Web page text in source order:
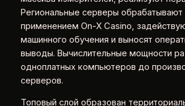
Региональные серверы обрабатывают
применением On-X Casino,
машинного обучения и выносят
выводы. Вычислительные мощности
одноплатных компьютеров до
серверов.
Топовый слой образован